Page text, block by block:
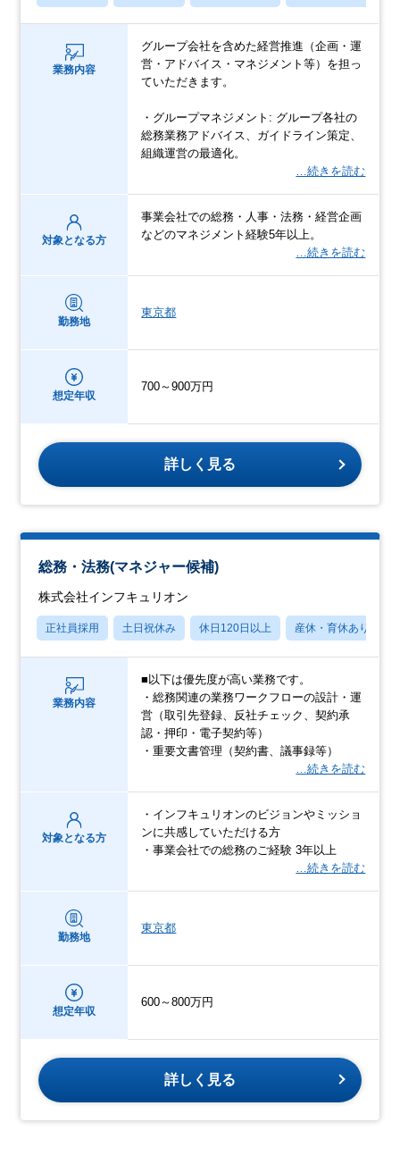
業務内容
グループ会社を含めた経営推進（企画・運
営・アドバイス・マネジメント等）を担っ
ていただきます。
・グループマネジメント: グループ各社の
総務業務アドバイス、ガイドライン策定、
組織運営の最適化。
…続きを読む
対象となる方
事業会社での総務・人事・法務・経営企画
などのマネジメント経験5年以上。
…続きを読む
勤務地
東京都
想定年収
700～900万円
詳しく見る
総務・法務(マネジャー候補)
株式会社インフキュリオン
正社員採用 土日祝休み 休日120日以上 産休・育休あり
業務内容
■以下は優先度が高い業務です。
・総務関連の業務ワークフローの設計・運
営（取引先登録、反社チェック、契約承
認・押印・電子契約等）
・重要文書管理（契約書、議事録等）
…続きを読む
対象となる方
・インフキュリオンのビジョンやミッショ
ンに共感していただける方
・事業会社での総務のご経験 3年以上
…続きを読む
勤務地
東京都
想定年収
600～800万円
詳しく見る